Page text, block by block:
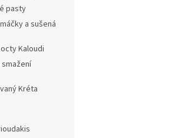
pasty
a sušená
Kaloudi
smažení
Kréta